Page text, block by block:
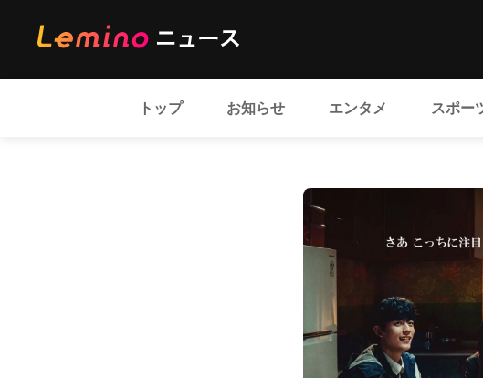
トップ お知らせ エンタメ スポー